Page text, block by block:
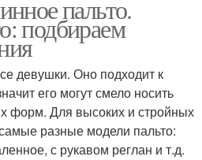
пальто.
подбираем
девушки. Оно подходит к
его могут смело носить
форм. Для высоких и стройных
разные модели пальто:
с рукавом реглан и т.д.